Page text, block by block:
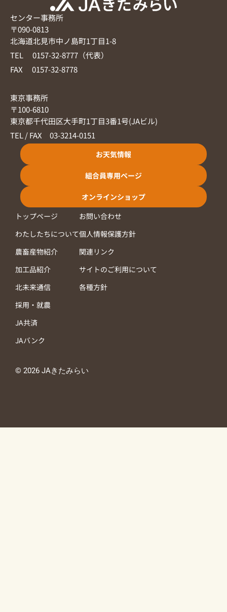
センター事務所
〒090-0813
北海道北見市中ノ島町1丁目1-8
TEL 0157-32-8777（代表）
FAX 0157-32-8778
東京事務所
〒100-6810
東京都千代田区大手町1丁目3番1号(JAビル)
TEL / FAX 03-3214-0151
お天気情報
組合員専用ページ
オンラインショップ
トップページ
わたしたちについて
農畜産物紹介
加工品紹介
北未来通信
採用・就農
JA共済
JAバンク
お問い合わせ
個人情報保護方針
関連リンク
サイトのご利用について
各種方針
© 2026 JAきたみらい